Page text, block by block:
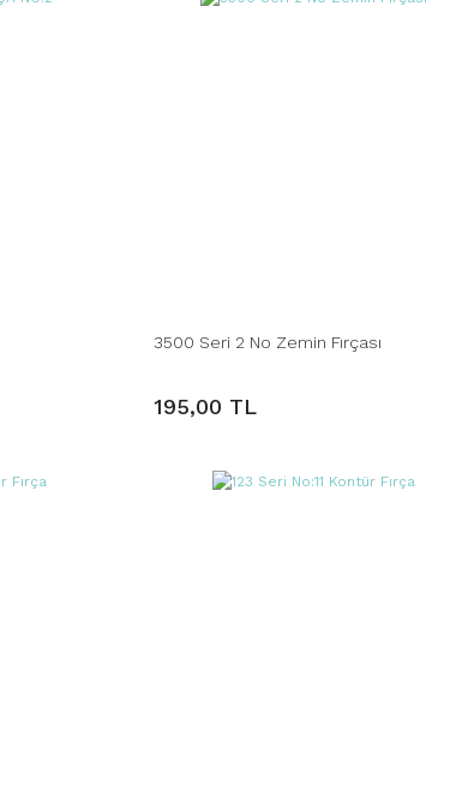
3500 Seri 2 No Zemin Fırçası
195,00 TL